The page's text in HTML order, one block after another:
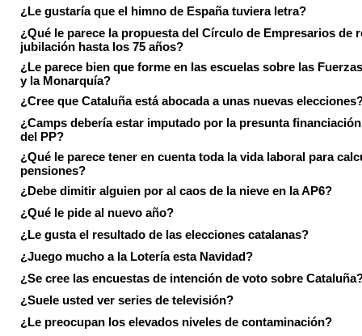
¿Le gustaría que el himno de España tuviera letra?
¿Qué le parece la propuesta del Círculo de Empresarios de
jubilación hasta los 75 años?
¿Le parece bien que forme en las escuelas sobre las
y la Monarquía?
¿Cree que Cataluña está abocada a unas nuevas
¿Camps debería estar imputado por la presunta
del PP?
¿Qué le parece tener en cuenta toda la vida laboral para
pensiones?
¿Debe dimitir alguien por al caos de la nieve en la AP6?
¿Qué le pide al nuevo año?
¿Le gusta el resultado de las elecciones catalanas?
¿Juego mucho a la Lotería esta Navidad?
¿Se cree las encuestas de intención de voto sobre
¿Suele usted ver series de televisión?
¿Le preocupan los elevados niveles de contaminación?